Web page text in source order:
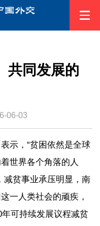
共同发展的
06-03
示，“贫困依然是全球
世界各个角落的人
减贫事业承压明显，南
一人类社会的顽疾，
可持续发展议程减贫